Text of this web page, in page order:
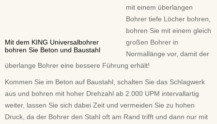
Mit dem KING Universalbohrer
bohren Sie Beton und Baustahl
mit einem überlangen
Bohrer tiefe Löcher bohren,
bohren Sie mit einem gleich
großen Bohrer in
Normallänge vor, damit der
überlange Bohrer eine bessere Führung erhält!
Kommen Sie im Beton auf Baustahl, schalten Sie das Schlagwerk
aus und bohren mit hoher Drehzahl ab 2.000 UPM intervallartig
weiter, lassen Sie sich dabei Zeit und vermeiden Sie zu hohen
Druck, da der Bohrer den Stahl oft am Rand trifft und dann nur mit